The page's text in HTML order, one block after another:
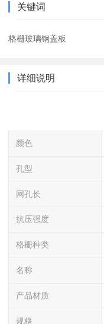
关键词
格栅玻璃钢盖板
详细说明
颜色
孔型
网孔长
抗压强度
格栅种类
名称
产品材质
规格